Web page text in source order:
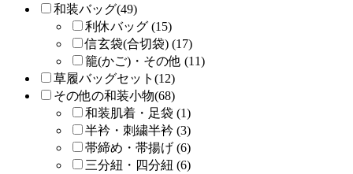
和装バッグ(49)
利休バッグ (15)
信玄袋(合切袋) (17)
籠(かご)・その他 (11)
草履バッグセット(12)
その他の和装小物(68)
和装肌着・足袋 (1)
半衿・刺繍半衿 (3)
帯締め・帯揚げ (6)
三分紐・四分紐 (6)